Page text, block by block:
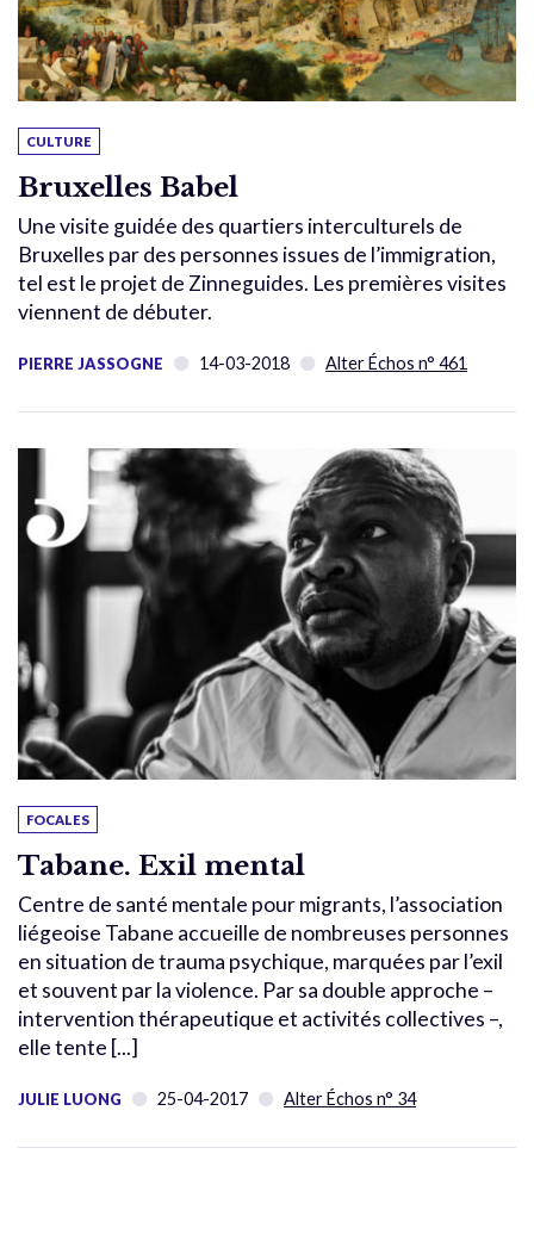
CULTURE
Bruxelles Babel
Une visite guidée des quartiers interculturels de
Bruxelles par des personnes issues de l’immigration,
tel est le projet de Zinneguides. Les premières visites
viennent de débuter.
PIERRE JASSOGNE 14-03-2018 Alter Échos n° 461
FOCALES
Tabane. Exil mental
Centre de santé mentale pour migrants, l’association
liégeoise Tabane accueille de nombreuses personnes
en situation de trauma psychique, marquées par l’exil
et souvent par la violence. Par sa double approche –
intervention thérapeutique et activités collectives –,
elle tente [...]
JULIE LUONG 25-04-2017 Alter Échos n° 34